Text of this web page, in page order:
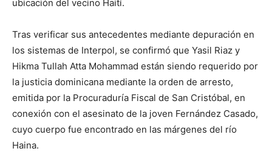
ubicación del vecino Haití.
Tras verificar sus antecedentes mediante depuración en
los sistemas de Interpol, se confirmó que Yasil Riaz y
Hikma Tullah Atta Mohammad están siendo requerido por
la justicia dominicana mediante la orden de arresto,
emitida por la Procuraduría Fiscal de San Cristóbal, en
conexión con el asesinato de la joven Fernández Casado,
cuyo cuerpo fue encontrado en las márgenes del río
Haina.